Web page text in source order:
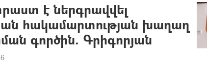
է ներգրավվել
հակամարտության խաղաղ
գործին. Գրիգորյան